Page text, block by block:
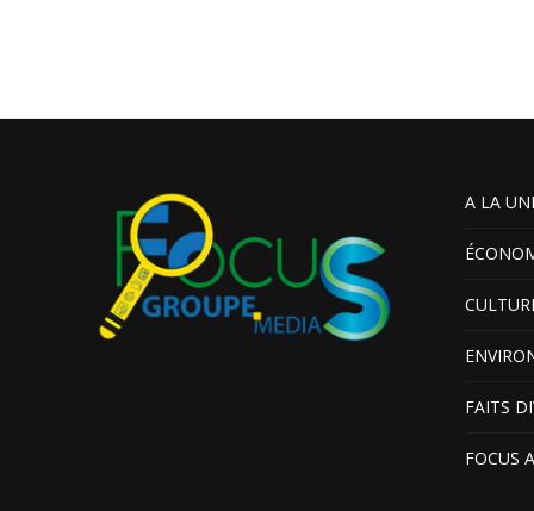
A LA
FAITS
FOCUS